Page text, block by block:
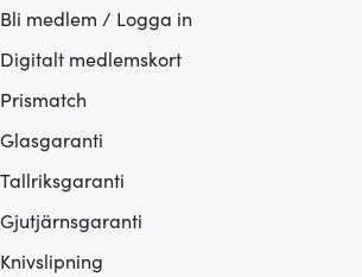
Bli medlem / Logga in
Digitalt medlemskort
Prismatch
Glasgaranti
Tallriksgaranti
Gjutjärnsgaranti
Knivslipning